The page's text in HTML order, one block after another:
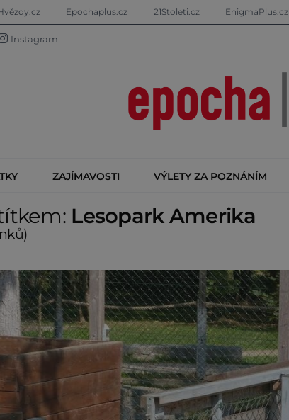
Epochaplus.cz 21Stoleti.cz EnigmaPlus.cz
Instagram
ZAJÍMAVOSTI VÝLETY ZA POZNÁNÍM
Lesopark Amerika